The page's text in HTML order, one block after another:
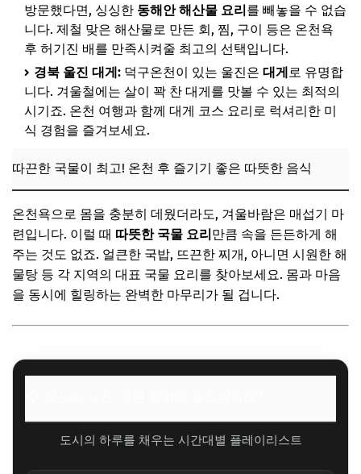
방문했다면, 싱싱한 동해안 해산물 요리 를 빼놓을 수 없습
니다. 제철 맞은 해산물로 만든 회, 찜, 구이 등은 온천욕
후 허기진 배를 만족시켜줄 최고의 선택입니다.
경북 울진 대게: 덕구온천이 있는 울진은 대게 로 유명합
니다. 겨울철에는 살이 꽉 찬 대게를 맛볼 수 있는 최적의
시기죠. 온천 여행과 함께 대게 코스 요리로 럭셔리한 미
식 경험을 즐겨보세요.
따끈한 국물이 최고! 온천 후 즐기기 좋은 따뜻한 음식
온천욕으로 몸을 충분히 데웠더라도, 겨울바람은 매섭기 마
련입니다. 이럴 때 따뜻한 국물 요리 만큼 속을 든든하게 해
주는 것도 없죠. 얼큰한 국밥, 뜨끈한 찌개, 아니면 시원한 해
물탕 등 각 지역의 대표 국물 요리를 찾아보세요. 몸과 마음
을 동시에 힐링하는 완벽한 마무리가 될 겁니다.
도시의 하루를 채우는 시간대별 플레이리스트